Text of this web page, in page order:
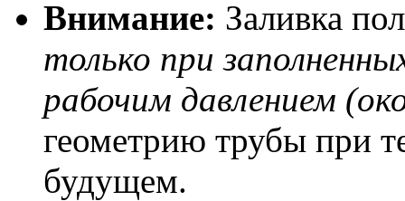
Внимание: Заливка
только при
рабочим давлением
геометрию трубы при
будущем.